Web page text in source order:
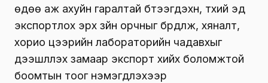
өдөө аж ахуйн гаралтай бүтээгдэхүүн, түүхий эд
экспортлох эрх зүйн орчныг бүрдүүлж, хяналт,
хорио цээрийн лабораторийн чадавхыг
дээшлүүлэх замаар экспорт хийх боломжтой
боомтын тоог нэмэгдүүлэхээр